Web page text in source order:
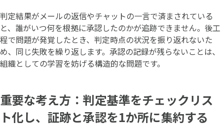
判定結果がメールの返信やチャットの一言で済まされている
と、誰がいつ何を根拠に承認したのかが追跡できません。後工
程で問題が発覚したとき、判定時点の状況を振り返れないた
め、同じ失敗を繰り返します。承認の記録が残らないことは、
組織としての学習を妨げる構造的な問題です。
重要な考え方：判定基準をチェックリス
ト化し、証跡と承認を1か所に集約する